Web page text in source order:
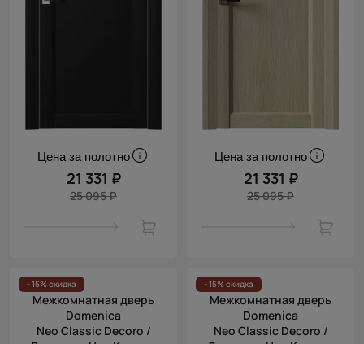
Цена за полотно
21 331 ₽
25 095 ₽
Цена за полотно
21 331 ₽
25 095 ₽
- 15% скидка
Межкомнатная дверь
Domenica
Neo Classic Decoro /
- 15% скидка
Межкомнатная дверь
Domenica
Neo Classic Decoro /